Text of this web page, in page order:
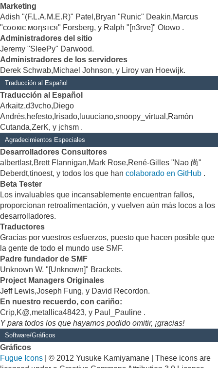
Marketing
Adish "(F.L.A.M.E.R)" Patel,Bryan "Runic" Deakin,Marcus
"cσσкιє мσηѕтєя" Forsberg, y Ralph "[n3rve]" Otowo .
Administradores del sitio
Jeremy "SleePy" Darwood.
Administradores de los servidores
Derek Schwab,Michael Johnson, y Liroy van Hoewijk.
Traducción al Español
Traducción al Español
Arkaitz,d3vcho,Diego
Andrés,hefesto,Irisado,luuuciano,snoopy_virtual,Ramón
Cutanda,ZerK, y jchsm .
Agradecimientos Especiales
Desarrolladores Consultores
albertlast,Brett Flannigan,Mark Rose,René-Gilles "Nao 尚"
Deberdt,tinoest, y todos los que han colaborado en GitHub .
Beta Tester
Los invaluables que incansablemente encuentran fallos,
proporcionan retroalimentación, y vuelven aún más locos a los
desarrolladores.
Traductores
Gracias por vuestros esfuerzos, puesto que hacen posible que
la gente de todo el mundo use SMF.
Padre fundador de SMF
Unknown W. "[Unknown]" Brackets.
Project Managers Originales
Jeff Lewis,Joseph Fung, y David Recordon.
En nuestro recuerdo, con cariño:
Crip,K@,metallica48423, y Paul_Pauline .
Y para todos los que hayamos podido omitir, ¡gracias!
Software/Gráficos
Gráficos
Fugue Icons | © 2012 Yusuke Kamiyamane | These icons are